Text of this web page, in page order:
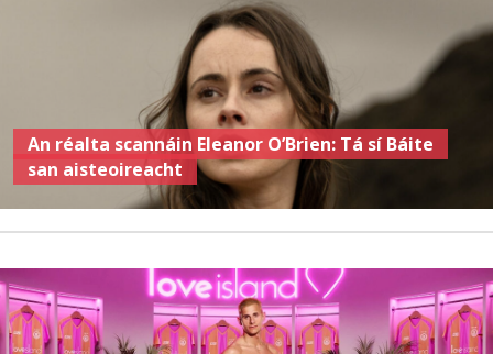
An réalta scannáin Eleanor O’Brien: Tá sí Báite
san aisteoireacht